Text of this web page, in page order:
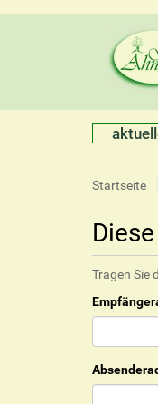
S
e
s
i
n
e
r
Startseite
Tragen Sie